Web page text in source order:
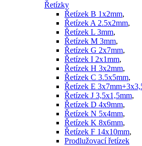
Řetízky
Řetízek B 1x2mm,
Řetízek A 2.5x2mm,
Řetízek L 3mm,
Řetízek M 3mm,
Řetízek G 2x7mm,
Řetízek I 2x1mm,
Řetízek H 3x2mm,
Řetízek C 3.5x5mm,
Řetízek E
Řetízek J 3,5x1,5mm,
Řetízek D 4x9mm,
Řetízek N 5x4mm,
Řetízek K 8x6mm,
Řetízek F 14x10mm,
Prodlužovací řetízek